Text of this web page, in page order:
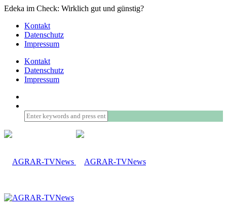
Edeka im Check: Wirklich gut und günstig?
Kontakt
Datenschutz
Impressum
Kontakt
Datenschutz
Impressum